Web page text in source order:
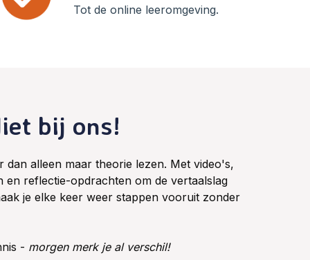
Tot de online leeromgeving.
bij ons!
dan alleen maar theorie lezen. Met video's,
en reflectie-opdrachten om de vertaalslag
je elke keer weer stappen vooruit zonder
- morgen merk je al verschil!